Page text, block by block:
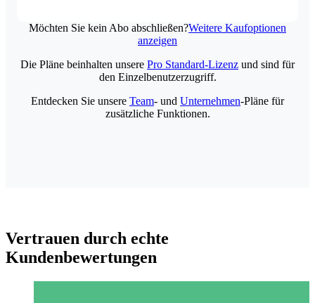
Möchten Sie kein Abo abschließen?Weitere Kaufoptionen
anzeigen
Die Pläne beinhalten unsere Pro Standard-Lizenz und sind für
den Einzelbenutzerzugriff.
Entdecken Sie unsere Team- und Unternehmen-Pläne für
zusätzliche Funktionen.
Vertrauen durch echte
Kundenbewertungen